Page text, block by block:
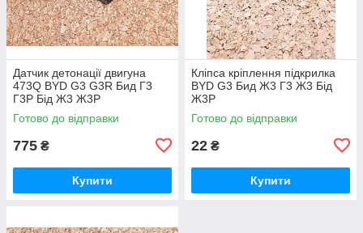
Датчик детонації двигуна
473Q BYD G3 G3R Бид Г3
Г3Р Бід Ж3 Ж3Р
Готово до відправки
775 ₴
Купити
Кліпса кріплення підкрилка
BYD G3 Бид Ж3 Г3 Ж3 Бід
Ж3Р
Готово до відправки
22 ₴
Купити